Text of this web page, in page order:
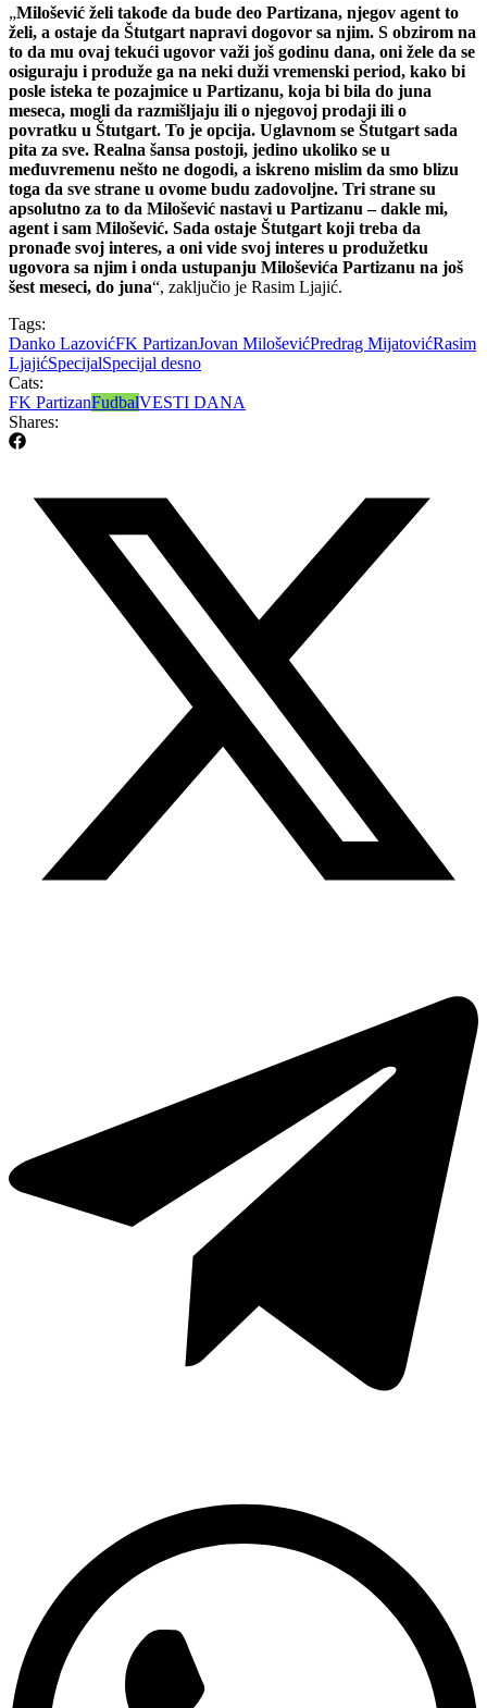
„Milošević želi takođe da bude deo Partizana, njegov agent to
želi, a ostaje da Štutgart napravi dogovor sa njim. S obzirom na
to da mu ovaj tekući ugovor važi još godinu dana, oni žele da se
osiguraju i produže ga na neki duži vremenski period, kako bi
posle isteka te pozajmice u Partizanu, koja bi bila do juna
meseca, mogli da razmišljaju ili o njegovoj prodaji ili o
povratku u Štutgart. To je opcija. Uglavnom se Štutgart sada
pita za sve. Realna šansa postoji, jedino ukoliko se u
međuvremenu nešto ne dogodi, a iskreno mislim da smo blizu
toga da sve strane u ovome budu zadovoljne. Tri strane su
apsolutno za to da Milošević nastavi u Partizanu – dakle mi,
agent i sam Milošević. Sada ostaje Štutgart koji treba da
pronađe svoj interes, a oni vide svoj interes u produžetku
ugovora sa njim i onda ustupanju Miloševića Partizanu na još
šest meseci, do juna“, zaključio je Rasim Ljajić.
Tags:
Danko LazovićFK PartizanJovan MiloševićPredrag MijatovićRasim
LjajićSpecijalSpecijal desno
Cats:
FK PartizanFudbalVESTI DANA
Shares: